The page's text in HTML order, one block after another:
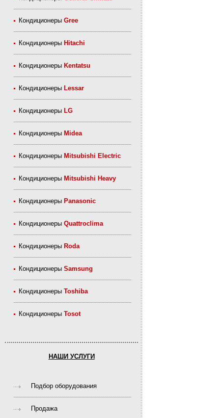
КондиционерыGree
Кондиционеры Hitachi
Кондиционеры Kentatsu
Кондиционеры Lessar
Кондиционеры LG
Кондиционеры Midea
Кондиционеры Mitsubishi Electric
Кондиционеры Mitsubishi Heavy
Кондиционеры Panasonic
КондиционерыQuattroclima
Кондиционеры Roda
КондиционерыSamsung
КондиционерыToshiba
КондиционерыTosot
НАШИ УСЛУГИ
Подбор оборудования
Продажа